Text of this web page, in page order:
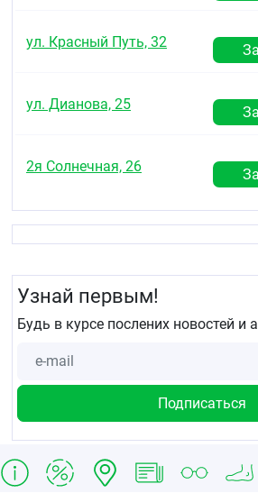
поддерживает
иммунной системы,
кроветворения,
может приводить к анемии,
утомляемости, снижению
способствует
предупреждает анемию и
голодание органов и тканей,
Цинкукрепляет иммунитет,
сопротивляемость
способствует усвоению
для нормального роста и
Улучшает защитную
Магний уменьшает
Принимает участие в
мышечной и костной тканей,
белка и в энергетическом
проявления нервного
Селеноказывает
снижает воздействие на
ул. Красный Путь, 32
ул. Дианова, 25
2я Солнечная, 26
Узнай первым!
Будь в курсе послених новостей и